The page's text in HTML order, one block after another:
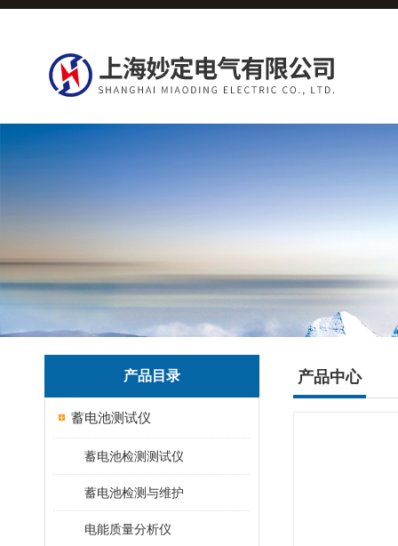
产品目录
蓄电池测试仪
蓄电池检测测试仪
蓄电池检测与维护
电能质量分析仪
产品中心